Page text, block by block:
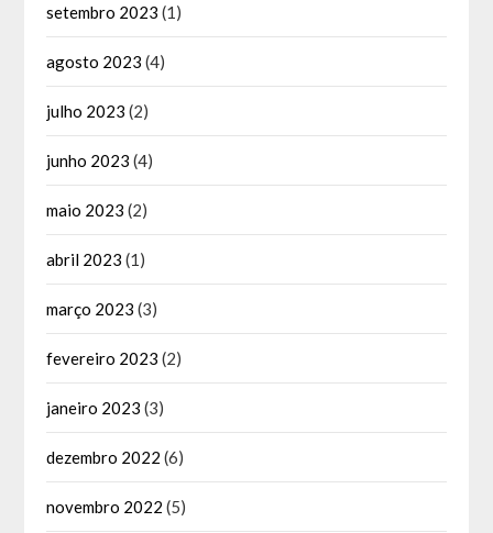
setembro 2023 (1)
agosto 2023 (4)
julho 2023 (2)
junho 2023 (4)
maio 2023 (2)
abril 2023 (1)
março 2023 (3)
fevereiro 2023 (2)
janeiro 2023 (3)
dezembro 2022 (6)
novembro 2022 (5)